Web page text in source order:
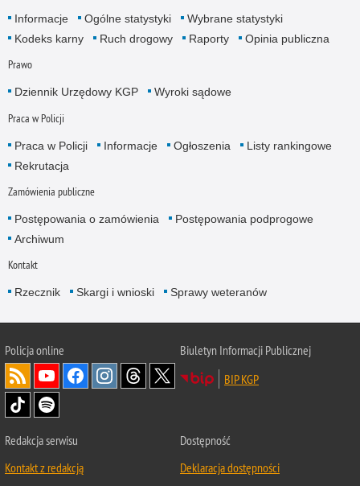
Informacje Ogólne statystyki
Wybrane statystyki
Kodeks karny
Ruch drogowy Raporty Opinia publiczna
Prawo
Dziennik Urzędowy KGP Wyroki sądowe
Praca w Policji
Praca w Policji Informacje Ogłoszenia
Listy rankingowe
Rekrutacja
Zamówienia publiczne
Postępowania o zamówienia
Postępowania podprogowe
Archiwum
Kontakt
Rzecznik Skargi i wnioski Sprawy weteranów
Policjaonline
Biuletyn Informacji Publicznej
BIP KGP
Redakcja serwisu
Kontakt z redakcją
Dostępność
Deklaracja dostępności